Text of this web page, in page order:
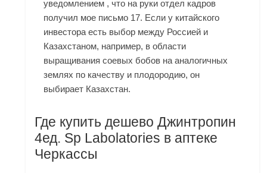
уведомлением , что на руки отдел кадров
получил мое письмо 17. Если у китайского
инвестора есть выбор между Россией и
Казахстаном, например, в области
выращивания соевых бобов на аналогичных
землях по качеству и плодородию, он
выбирает Казахстан.
Где купить дешево Джинтропин
4ед. Sp Labolatories в аптеке
Черкассы